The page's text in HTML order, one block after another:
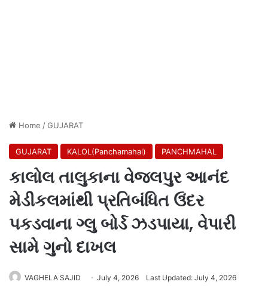
Home /GUJARAT
GUJARAT KALOL(Panchamahal) PANCHMAHAL
કાલોલ તાલુકાના વેજલપુર આનંદ
મેડીકલમાંથી પ્રતિબંધિત ઉંદર
પકડવાના ગ્લુ બોર્ડ ઝડપાયા, વેપારી
સામે ગુનો દાખલ
VAGHELA SAJID July 4, 2026 Last Updated: July 4, 2026